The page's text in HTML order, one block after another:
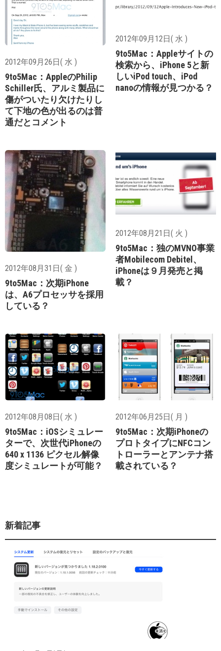
2012年09月26日( 水 )
9to5Mac：AppleのPhilip
Schiller氏、アルミ製品に
傷がついたり欠けたりし
て下地の色が出るのは普
通だとコメント
2012年09月12日( 水 )
9to5Mac：Appleサイトの
検索から、iPhone 5と新
しいiPod touch、iPod
nanoの情報が見つかる？
2012年08月31日( 金 )
9to5Mac：次期iPhone
は、A6プロセッサを採用
している？
2012年08月21日( 火 )
9to5Mac：独のMVNO事業
者Mobilecom Debitel、
iPhoneは９月発売と掲
載？
2012年08月08日( 水 )
9to5Mac：iOSシミュレー
ターで、次世代iPhoneの
640 x 1136 ピクセル解像
度シミュレートが可能？
2012年06月25日( 月 )
9to5Mac：次期iPhoneの
プロトタイプにNFCコン
トローラーとアンテナ搭
載されている？
新着記事